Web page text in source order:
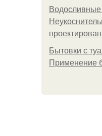
Бытовки с
Применение